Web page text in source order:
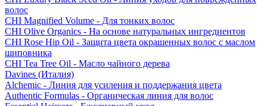
волос
CHI Magnified Volume - Для тонких волос
CHI Olive Organics - На основе натуральных ингредиентов
CHI Rose Hip Oil - Защита цвета окрашенных волос с маслом
шиповника
CHI Tea Tree Oil - Масло чайного дерева
Davines (Италия)
Alchemic - Линия для усиления и поддержания цвета
Authentic Formulas - Органическая линия для волос